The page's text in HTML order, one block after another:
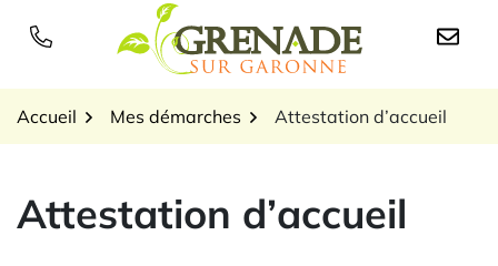
Logo Grenade sur
Accueil Mes démarches Attestation d’accueil
Attestation d’accueil